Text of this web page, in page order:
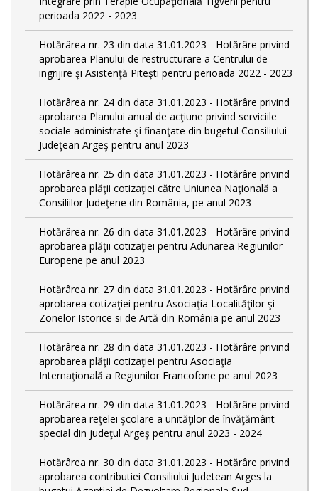
perioada 2022 - 2023
Hotărârea nr. 23 din data 31.01.2023 - Hotărâre privind
aprobarea Planului de restructurare a Centrului de
ingrijire şi Asistenţă Piteşti pentru perioada 2022 - 2023
Hotărârea nr. 24 din data 31.01.2023 - Hotărâre privind
aprobarea Planului anual de acţiune privind serviciile
sociale administrate şi finanţate din bugetul Consiliului
Judeţean Argeş pentru anul 2023
Hotărârea nr. 25 din data 31.01.2023 - Hotărâre privind
aprobarea plăţii cotizaţiei către Uniunea Naţională a
Consiliilor Judeţene din România, pe anul 2023
Hotărârea nr. 26 din data 31.01.2023 - Hotărâre privind
aprobarea plăţii cotizaţiei pentru Adunarea Regiunilor
Europene pe anul 2023
Hotărârea nr. 27 din data 31.01.2023 - Hotărâre privind
aprobarea cotizaţiei pentru Asociaţia Localităţilor şi
Zonelor Istorice si de Artă din România pe anul 2023
Hotărârea nr. 28 din data 31.01.2023 - Hotărâre privind
aprobarea plăţii cotizaţiei pentru Asociaţia
Internaţională a Regiunilor Francofone pe anul 2023
Hotărârea nr. 29 din data 31.01.2023 - Hotărâre privind
aprobarea reţelei şcolare a unităţilor de învăţământ
special din judeţul Argeş pentru anul 2023 - 2024
Hotărârea nr. 30 din data 31.01.2023 - Hotărâre privind
aprobarea contributiei Consiliului Judetean Arges la